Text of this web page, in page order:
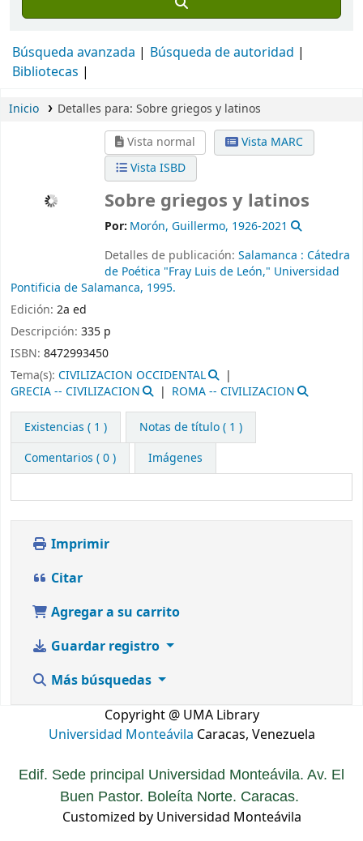
Búsqueda avanzada
Búsqueda de autoridad
Bibliotecas
Inicio Detalles para: Sobre griegos y latinos
Vista normal
Vista MARC
Vista ISBD
Sobre griegos y latinos
Por: Morón, Guillermo, 1926-2021
Detalles de publicación: Salamanca : Cátedra
de Poética "Fray Luis de León," Universidad
Pontificia de Salamanca, 1995.
Edición: 2a ed
Descripción: 335 p
ISBN: 8472993450
Tema(s): CIVILIZACION OCCIDENTAL
GRECIA -- CIVILIZACION
ROMA -- CIVILIZACION
Existencias ( 1 )
Notas de título ( 1 )
Comentarios ( 0 )
Imágenes
Imprimir
Citar
Agregar a su carrito
Guardar registro
Más búsquedas
Copyright @ UMA Library
Universidad Monteávila Caracas, Venezuela
Edif. Sede principal Universidad Monteávila. Av. El
Buen Pastor. Boleíta Norte. Caracas.
Customized by Universidad Monteávila